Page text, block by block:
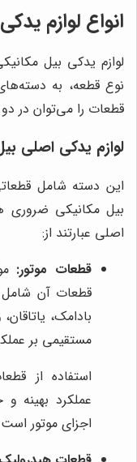
انواع لوازم
لوازم یدکی بیل
نوع قطعه، به
قطعات را می‌توان در
لوازم یدکی اصلی
این دسته شامل
بیل مکانیکی ضروری
اصلی عبارتند از:
قطعات موتور:
قطعات آن شامل
بادامک،
مستقیمی بر
استفاده از
عملکرد بهینه
اجزای موتور